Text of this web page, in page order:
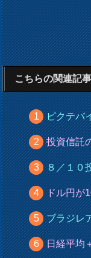
こちらの関連記
ピクテバ
投資信託
８／１０
ドル円が
ブラジレ
日経平均